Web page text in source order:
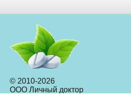
© 2010-2026
ООО Личный доктор